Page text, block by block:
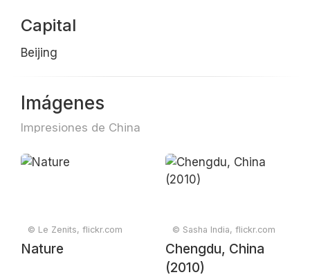
Capital
Beijing
Imágenes
Impresiones de China
© Le Zenits, flickr.com
Nature
© Sasha India, flickr.com
Chengdu, China
(2010)